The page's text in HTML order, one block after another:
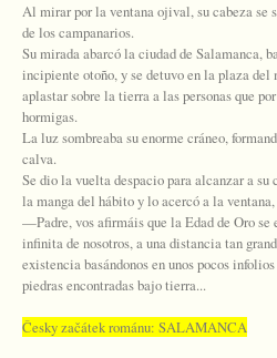
Al mirar por la ventana ojival, su cabeza se
de los campanarios.
Su mirada abarcó la ciudad de Salamanca,
incipiente otoño, y se detuvo en la plaza del
aplastar sobre la tierra a las personas que
hormigas.
La luz sombreaba su enorme cráneo,
calva.
Se dio la vuelta despacio para alcanzar a
la manga del hábito y lo acercó a la
—Padre, vos afirmáis que la Edad de Oro se
infinita de nosotros, a una distancia tan
existencia basándonos en unos pocos
piedras encontradas bajo tierra...
Česky začátek románu: SALAMANCA